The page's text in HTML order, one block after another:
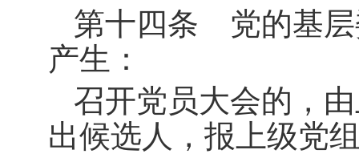
第十四条 党的基层
产生：
召开党员大会的，
出候选人，报上级党